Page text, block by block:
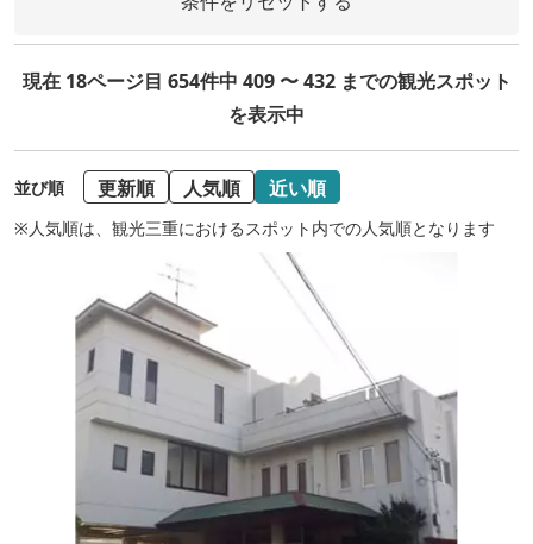
現在 18ページ目 654件中 409 〜 432 までの観光スポット
を表示中
並び順 更新順 人気順 近い順
※人気順は、観光三重におけるスポット内での人気順となります